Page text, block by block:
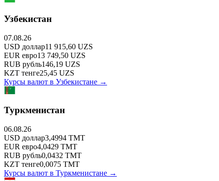
Узбекистан
07.08.26
USD доллар11 915,60 UZS
EUR евро13 749,50 UZS
RUB рубль146,19 UZS
KZT тенге25,45 UZS
Курсы валют в Узбекистане →
Туркменистан
06.08.26
USD доллар3,4994 TMT
EUR евро4,0429 TMT
RUB рубль0,0432 TMT
KZT тенге0,0075 TMT
Курсы валют в Туркменистане →